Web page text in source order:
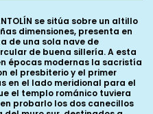
ANTOLÍN se sitúa sobre un altillo
dimensiones, presenta en
de una sola nave de
de buena sillería. A esta
épocas modernas la sacristía
el presbiterio y el primer
en el lado meridional para el
el templo románico tuviera
probarlo los dos canecillos